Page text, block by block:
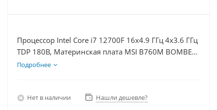
Процессор Intel Core i7 12700F 16x4.9 ГГц 4x3.6 ГГц
TDP 180В, Материнская плата MSI B760M BOMBER
WIFI D5, Видеокарта RTX 4080S 16Гб, Память
Подробнее
Нет в наличии Нашли дешевле?